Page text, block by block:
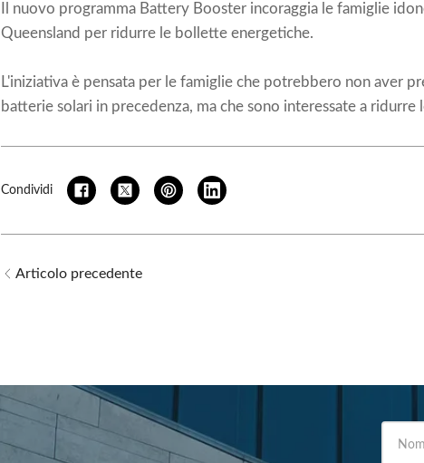
Il nuovo programma Battery Booster incoraggia le famiglie
Queensland per ridurre le bollette energetiche.
L'iniziativa è pensata per le famiglie che potrebbero non aver
batterie solari in precedenza, ma che sono interessate a
Condividi
Articolo precedente